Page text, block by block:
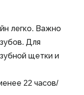
легко. Важно
Для
щетки и
22 часов/